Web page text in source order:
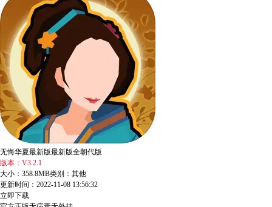
无悔华夏最新版最新版全朝代版
版本：V3.2.1
大小：358.8MB类别：其他
更新时间：2022-11-08 13:56:32
立即下载